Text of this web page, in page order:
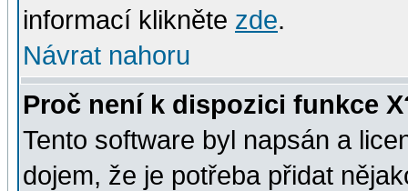
informací klikněte zde.
Návrat nahoru
Proč není k dispozici funkce
Tento software byl napsán a
dojem, že je potřeba přidat